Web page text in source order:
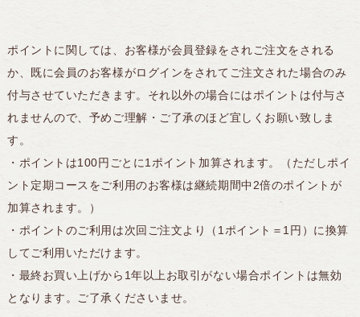
ポイントに関しては、お客様が会員登録をされご注文をされる
か、既に会員のお客様がログインをされてご注文された場合のみ
付与させていただきます。それ以外の場合にはポイントは付与さ
れませんので、予めご理解・ご了承のほど宜しくお願い致しま
す。
・ポイントは100円ごとに1ポイント加算されます。（ただしポイ
ント定期コースをご利用のお客様は継続期間中2倍のポイントが
加算されます。）
・ポイントのご利用は次回ご注文より（1ポイント＝1円）に換算
してご利用いただけます。
・最終お買い上げから1年以上お取引がない場合ポイントは無効
となります。ご了承くださいませ。